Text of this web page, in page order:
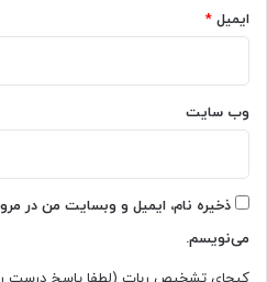
گ
و
و
ا
و
ص
ل
ت
ر
ی
ع
ا
ل
ع
ایمیل *
وب‌ سایت
ذخیره نام، ایمیل و وبسایت من در
می‌نویسم.